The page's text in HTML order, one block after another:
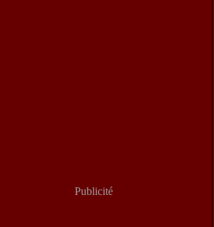
Publicité